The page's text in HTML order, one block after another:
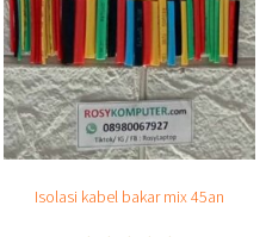
Isolasi kabel bakar mix 45an